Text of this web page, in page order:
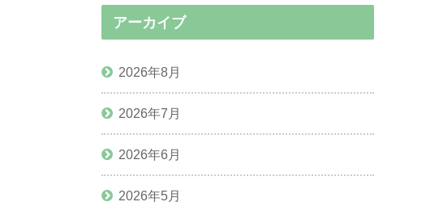
アーカイブ
2026年8月
2026年7月
2026年6月
2026年5月